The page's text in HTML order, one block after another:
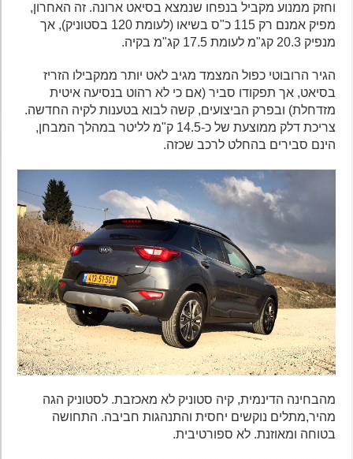
וחזק ממנוע מקביל בנפחו שנמצא בסיאט ארונה. זה האחרון,
מפיק אמנם רק 115 כ"ס בשיאו (לעומת 120 בסטוניק), אך
מנפיק 20.3 קג"מ לעומת 17.5 קג"מ בקיה.
הגיר הרובוטי כפול המצמד מגיב לאט יותר ממקבילו הזריז
בסיאט, אך תפקודו סביר (אם כי לא רהוט בנסיעה איטית
מזדחלת) ובפרק הביצועים, קשה לבוא בטענות לקיה החדשה.
צריכת דלק ממוצעת של כ-14.5 ק"מ לליטר במהלך המבחן,
הינם סבירים בהחלט לרכב שכזה.
מהבחינה הדינמית, קיה סטוניק לא מאכזבת. לסטוניק הגה
מהיר,מתלים נוקשים יחסית והתנהגות חביבה. התחושה
בטוחה ומאוזנת. לא ספורטיבית.